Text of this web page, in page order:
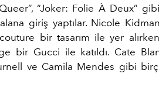
“Joker: Folie À Deux”
giriş yaptılar. Nicole
bir tasarım ile yer
bir Gucci ile katıldı. Cate
ve Camila Mendes gibi